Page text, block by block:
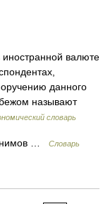
валюте
данного
называют
словарь
…
Словарь